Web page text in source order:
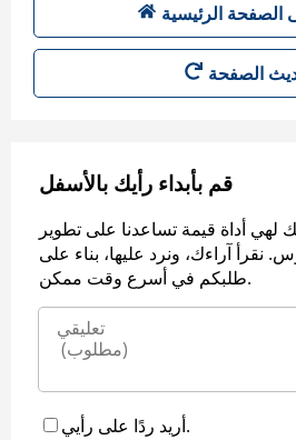
الصفحة الرئيسية
قم بأبداء رأيك بالأسفل
لهي أداة قيمة تساعدنا على تطوير
آراءك، ونرد عليها، بناء على
طلبكم في أسرع وقت ممكن.
أريد ردًا على رأيي.